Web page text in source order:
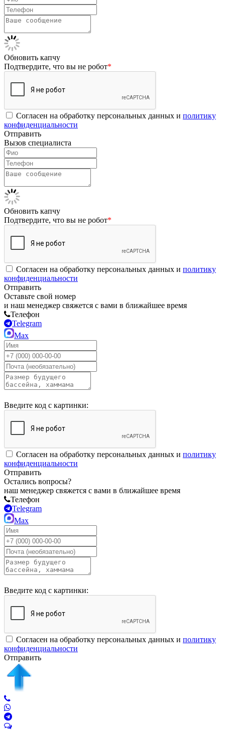
Обновить капчу
Подтвердите, что вы не робот*
Согласен на обработку персональных данных и политику
конфиденциальности
Отправить
Вызов специалиста
Обновить капчу
Подтвердите, что вы не робот*
Согласен на обработку персональных данных и политику
конфиденциальности
Отправить
Оставьте свой номер
и наш менеджер свяжется с вами в ближайшее время
Телефон
Telegram
Max
Введите код с картинки:
Согласен на обработку персональных данных и политику
конфиденциальности
Отправить
Остались вопросы?
наш менеджер свяжется с вами в ближайшее время
Телефон
Telegram
Max
Введите код с картинки:
Согласен на обработку персональных данных и политику
конфиденциальности
Отправить